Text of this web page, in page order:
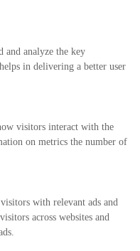
and analyze the key
in delivering a better user
visitors interact with the
on metrics the number of
with relevant ads and
across websites and